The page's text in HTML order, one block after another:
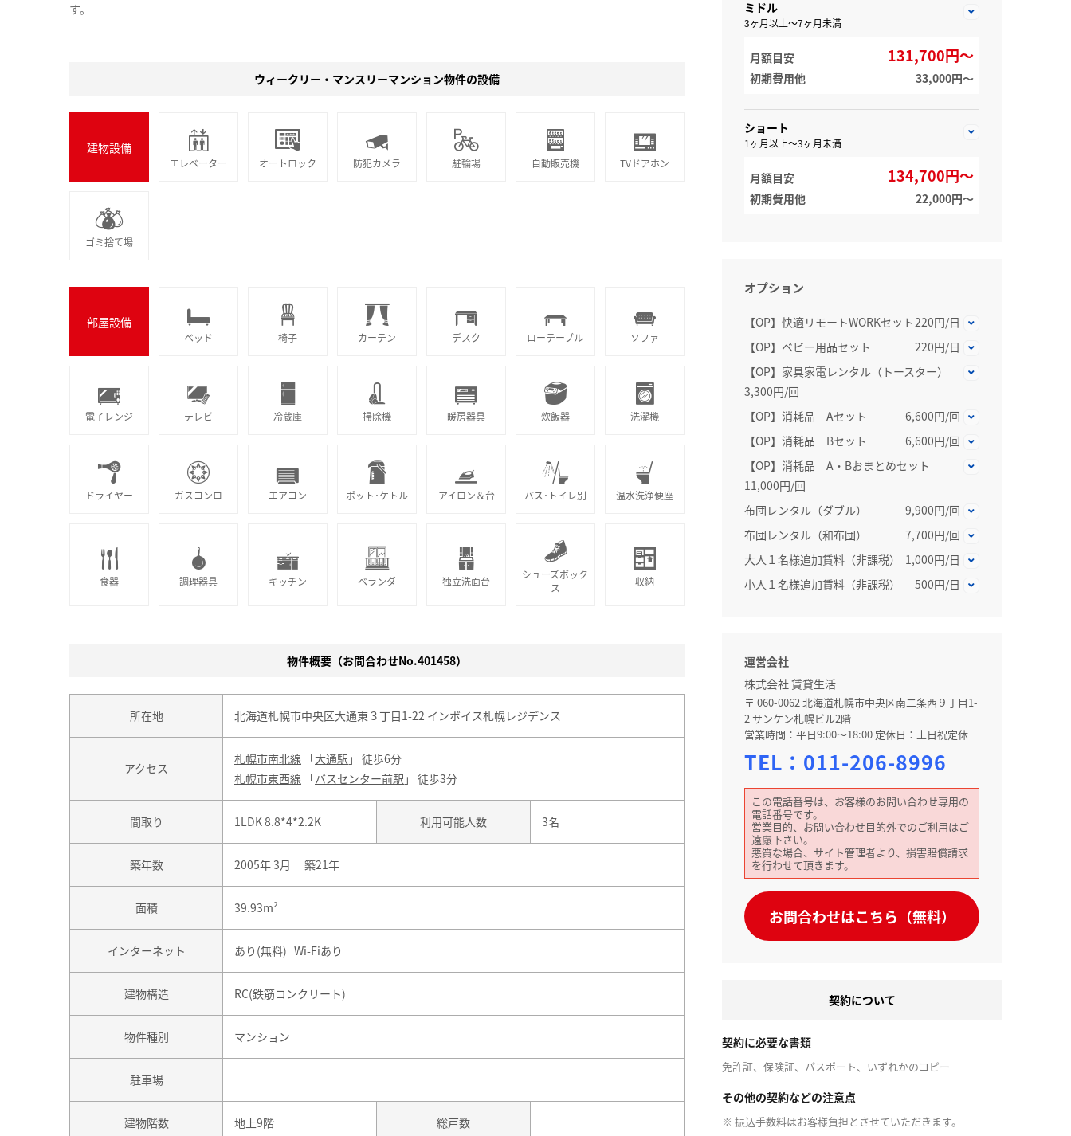
す。
ミドル
3ヶ月以上～7ヶ月未満
月額目安 131,700円～
初期費用他 33,000円〜
ショート
1ヶ月以上～3ヶ月未満
月額目安 134,700円～
初期費用他 22,000円〜
オプション
【OP】快適リモートWORKセット220円/日
【OP】ベビー用品セット
220円/日
【OP】家具家電レンタル（トースター）
3,300円/回
【OP】消耗品 Aセット
6,600円/回
【OP】消耗品 Bセット
6,600円/回
【OP】消耗品 A・Bおまとめセット
11,000円/回
布団レンタル（ダブル）
9,900円/回
布団レンタル（和布団）
7,700円/回
大人１名様追加賃料（非課税）
1,000円/日
小人１名様追加賃料（非課税）
500円/日
運営会社
株式会社 賃貸生活
〒 060-0062 北海道札幌市中央区南二条西９丁目1-
2 サンケン札幌ビル2階
営業時間：平日9:00～18:00 定休日：土日祝定休
TEL： 011-206-8996
この電話番号は、お客様のお問い合わせ専用の
電話番号です。
営業目的、お問い合わせ目的外でのご利用はご
遠慮下さい。
悪質な場合、サイト管理者より、損害賠償請求
を行わせて頂きます。
お問合わせはこちら（無料）
契約について
契約に必要な書類
免許証、保険証、パスポート、いずれかのコピー
その他の契約などの注意点
※ 振込手数料はお客様負担とさせていただきます。
ウィークリー・マンスリーマンション物件の設備
建物設備
エレベーター オートロック 防犯カメラ 駐輪場 自動販売機 TVドアホン
ゴミ捨て場
部屋設備
ベッド 椅子 カーテン デスク ローテーブル ソファ
電子レンジ テレビ 冷蔵庫 掃除機 暖房器具 炊飯器 洗濯機
ドライヤー ガスコンロ エアコン ポット･ケトル アイロン＆台 バス･トイレ別 温水洗浄便座
食器 調理器具 キッチン ベランダ 独立洗面台
シューズボック
ス
収納
物件概要（お問合わせNo.401458）
所在地 北海道札幌市中央区大通東３丁目1-22 インボイス札幌レジデンス
アクセス
札幌市南北線 「大通駅 」 徒歩6分
札幌市東西線 「バスセンター前駅 」 徒歩3分
間取り 1LDK 8.8*4*2.2K 利用可能人数 3名
築年数 2005年 3月 築21年
面積 39.93m²
インターネット あり(無料) Wi-Fiあり
建物構造 RC(鉄筋コンクリート)
物件種別 マンション
駐車場
建物階数 地上9階 総戸数